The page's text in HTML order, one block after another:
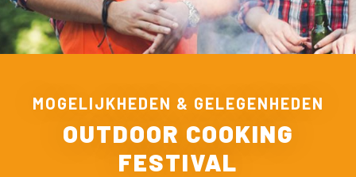
MOGELIJKHEDEN & GELEGENHEDEN
OUTDOOR COOKING
FESTIVAL